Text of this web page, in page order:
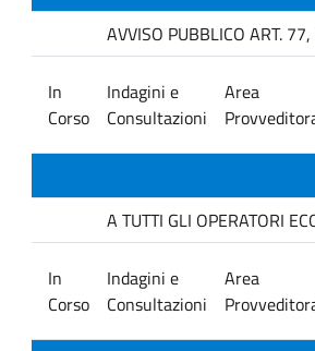
AVVISO PUBBLICO ART.
In
Corso
Indagini e
Consultazioni
Area
A TUTTI GLI OPERATORI
In
Corso
Indagini e
Consultazioni
Area